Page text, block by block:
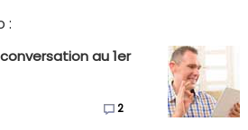
:
au 1er
2